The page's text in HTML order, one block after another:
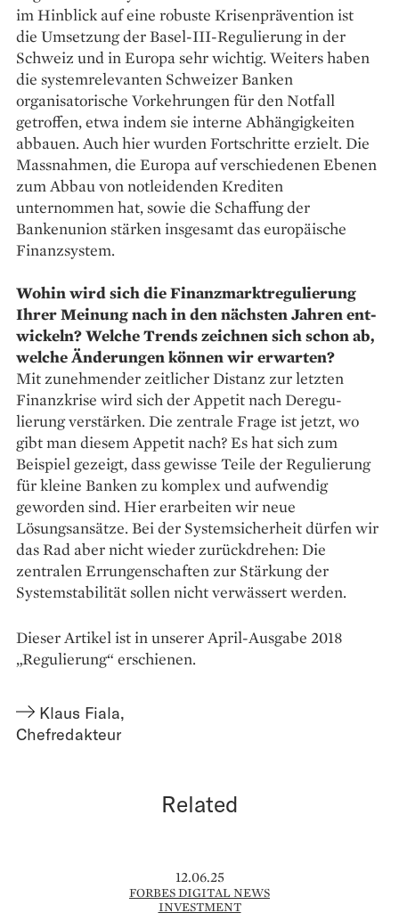
im Hinblick auf eine robuste Krisenprävention ist
die ­Umsetzung der Basel-III-Regulierung in der
Schweiz und in Europa sehr wichtig. Weiters haben
die systemrelevanten Schweizer Banken
organisatorische Vorkehrungen für den Notfall
getroffen, etwa indem sie interne Abhängigkeiten
abbauen. Auch hier wurden ­Fortschritte erzielt. Die
Massnahmen, die Europa auf verschiedenen Ebenen
zum Abbau von notleidenden Krediten
unternommen hat, sowie die Schaffung der
Bankenunion stärken insgesamt das europäische
Finanzsystem.
Wohin wird sich die Finanzmarkt­regulierung
Ihrer Meinung nach in den ­nächsten Jahren ent­
wickeln? Welche Trends zeichnen sich schon ab,
welche Änderungen können wir erwarten?
Mit zunehmender zeitlicher Distanz zur letzten
Finanzkrise wird sich der Appetit nach Dere­gu­
lierung verstärken. Die zentrale Frage ist jetzt, wo
gibt man diesem Appetit nach? Es hat sich zum
Beispiel gezeigt, dass gewisse Teile der Regulierung
für kleine Banken zu komplex und aufwendig
geworden sind. Hier erarbeiten wir neue
Lösungsansätze. Bei der Systemsicherheit dürfen wir
das Rad aber nicht wieder zurückdrehen: Die
zentralen Errungenschaften zur Stärkung der
Systemstabilität sollen nicht ver­wässert werden.
Dieser Artikel ist in unserer April-Ausgabe 2018
„Regulierung“ erschienen.
Klaus Fiala,
Chefredakteur
Related
12.06.25
FORBES DIGITAL NEWS
INVESTMENT